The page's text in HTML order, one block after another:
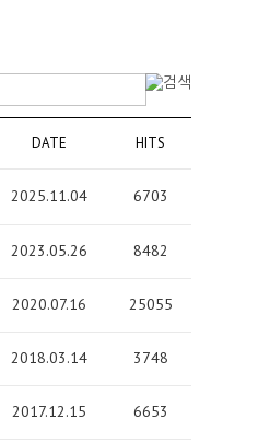
DATE HITS
2025.11.04 6703
2023.05.26 8482
2020.07.16 25055
2018.03.14 3748
2017.12.15 6653